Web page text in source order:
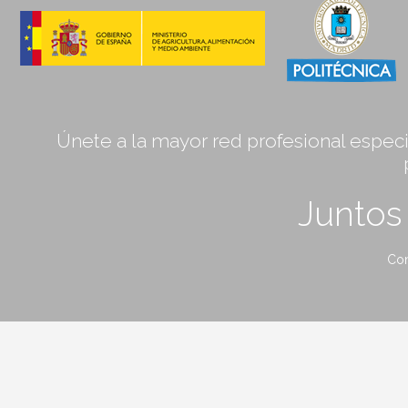
Únete a la mayor red profesional